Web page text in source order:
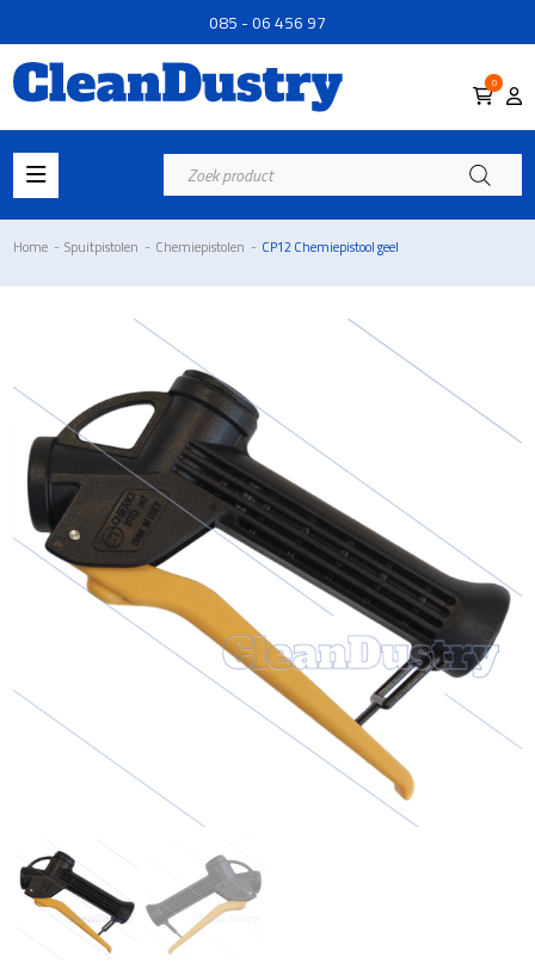
085 - 06 456 97
0
Producten
zoeken
Home - Spuitpistolen - Chemiepistolen - CP12 Chemiepistool geel